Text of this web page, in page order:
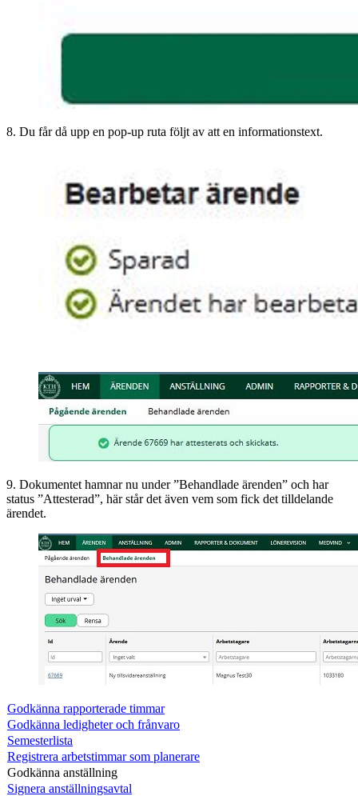
8. Du får då upp en pop-up ruta följt av att en informationstext.
9. Dokumentet hamnar nu under ”Behandlade ärenden” och har
status ”Attesterad”, här står det även vem som fick det tilldelande
ärendet.
Godkänna rapporterade timmar
Godkänna ledigheter och frånvaro
Semesterlista
Registrera arbetstimmar som planerare
Godkänna anställning
Signera anställningsavtal